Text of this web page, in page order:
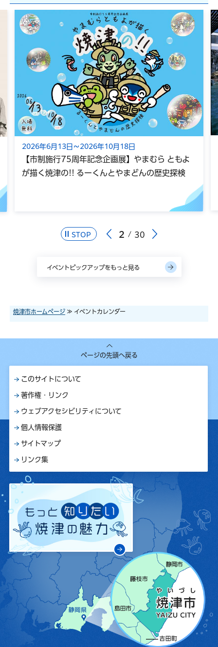
STOP 3 30
月13日～2026年10月18日
行75周年記念企画展】やまむら ともよ
津の!! るーくんとやまどんの歴史探検
【温泉総選
部門」にエ
イベントピックアップをもっと見る
焼津市ホームページ ≫ イベントカレンダー
ページの先頭へ戻る
このサイトについて
著作権・リンク
ウェブアクセシビリティについて
個人情報保護
サイトマップ
リンク集